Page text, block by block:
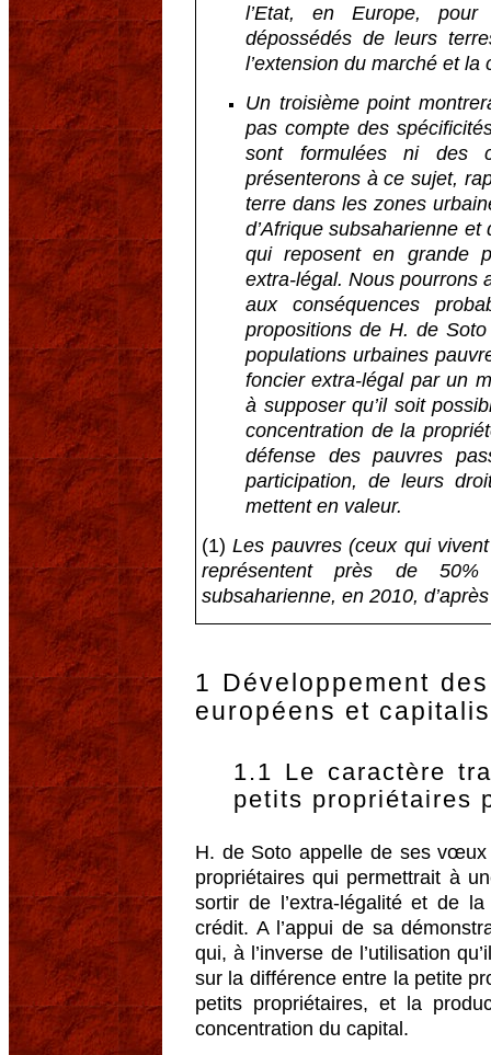
l’Etat, en Europe, pour
dépossédés de leurs
l’extension du marché et
Un troisième point
pas compte des
sont formulées ni des
présenterons à ce sujet,
terre dans les zones
d’Afrique subsaharienne
qui reposent en grande
extra-légal. Nous pourrons
aux conséquences
propositions de H. de
populations urbaines
foncier extra-légal par un
à supposer qu’il soit
concentration de la
défense des pauvres
participation, de leurs
mettent en valeur.
(1)Les pauvres (ceux qui
représentent près de
subsaharienne, en 2010,
1 Développement
européens et
1.1 Le caractère
petits propriétaires
H. de Soto appelle de ses vœux
propriétaires qui permettrait à
sortir de l’extra-légalité et de
crédit. A l’appui de sa
qui, à l’inverse de l’utilisation
sur la différence entre la petite
petits propriétaires, et la
concentration du capital.